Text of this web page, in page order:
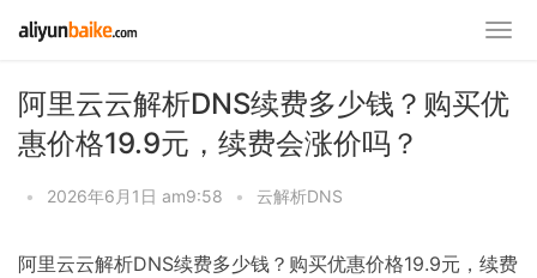
阿里云云解析DNS续费多少钱？购买优
惠价格19.9元，续费会涨价吗？
• 2026年6月1日 am9:58 • 云解析DNS
阿里云云解析DNS续费多少钱？购买优惠价格19.9元，续费